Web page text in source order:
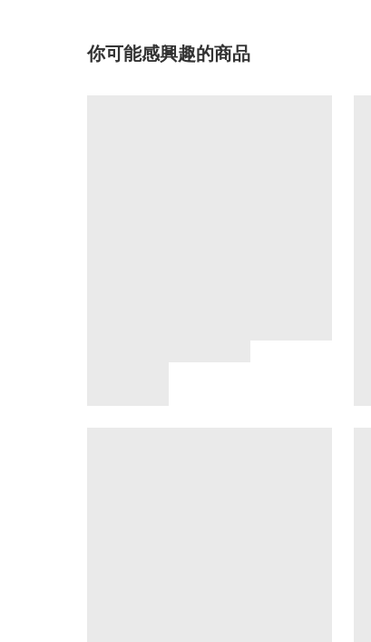
你可能感興趣的商品